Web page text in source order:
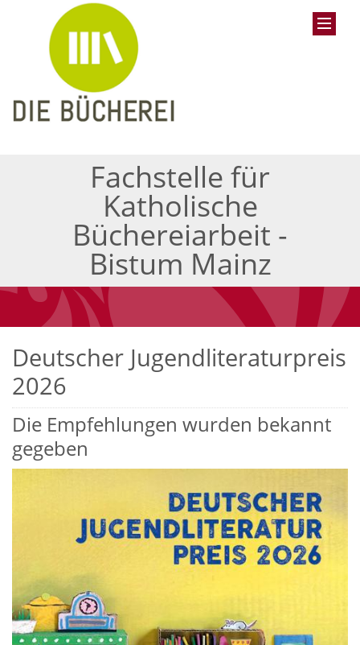
Fachstelle für
Katholische
Büchereiarbeit -
Bistum Mainz
Deutscher Jugendliteraturpreis
2026
Die Empfehlungen wurden bekannt
gegeben